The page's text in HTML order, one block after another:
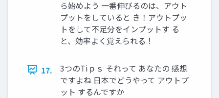
ら始めよう 一番伸びるのは、アウト
プットをしていると き！アウトプッ
トをして不足分をインプットす る
と、効率よく覚えられる！
17.
3つのTiｐｓ それって あなたの 感想
ですよね 日本でどうやって アウトプ
ット するんですか